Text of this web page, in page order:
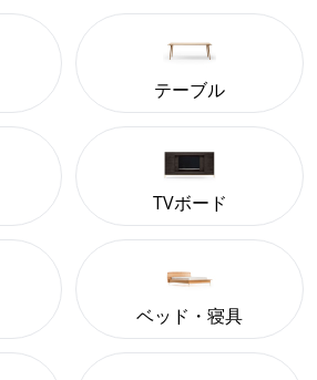
テーブル
TVボード
ベッド・寝具